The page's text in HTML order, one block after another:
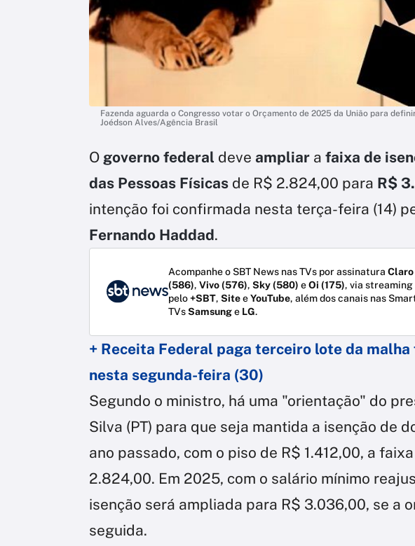
Fazenda aguarda o Congresso votar o Orçamento de 2025 da União para
Joédson Alves/Agência Brasil
O governo federal deve ampliar a faixa de
das Pessoas Físicas de R$ 2.824,00 para R$
intenção foi confirmada nesta terça-feira (14)
Fernando Haddad.
Acompanhe o SBT News nas TVs por assinatura Claro
(586), Vivo (576), Sky (580) eOi (175), via streaming
pelo+SBT, SiteeYouTube, além dos canais nas
TVsSamsunge LG.
+ Receita Federal paga terceiro lote da malha
nesta segunda-feira (30)
Segundo o ministro, há uma "orientação" do
Silva (PT) para que seja mantida a isenção de
ano passado, com o piso de R$ 1.412,00, a
2.824,00. Em 2025, com o salário mínimo
isenção será ampliada para R$ 3.036,00, se a
seguida.